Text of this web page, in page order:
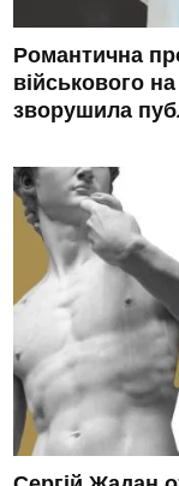
Романтична
військового
зворушила